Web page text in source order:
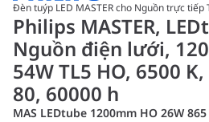
Đèn tuýp LED MASTER cho Nguồn trực tiếp
Philips MASTER,
Nguồn điện lưới,
54W TL5 HO, 6500
80, 60000 h
MAS LEDtube 1200mm HO 26W 865